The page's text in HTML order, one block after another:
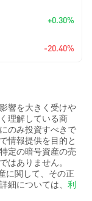
+0.30%
-20.40%
響を大きく受けや
理解している商
のみ投資すべきで
情報提供を目的と
定の暗号資産の売
はありません。
に関して、その正
細については、 利